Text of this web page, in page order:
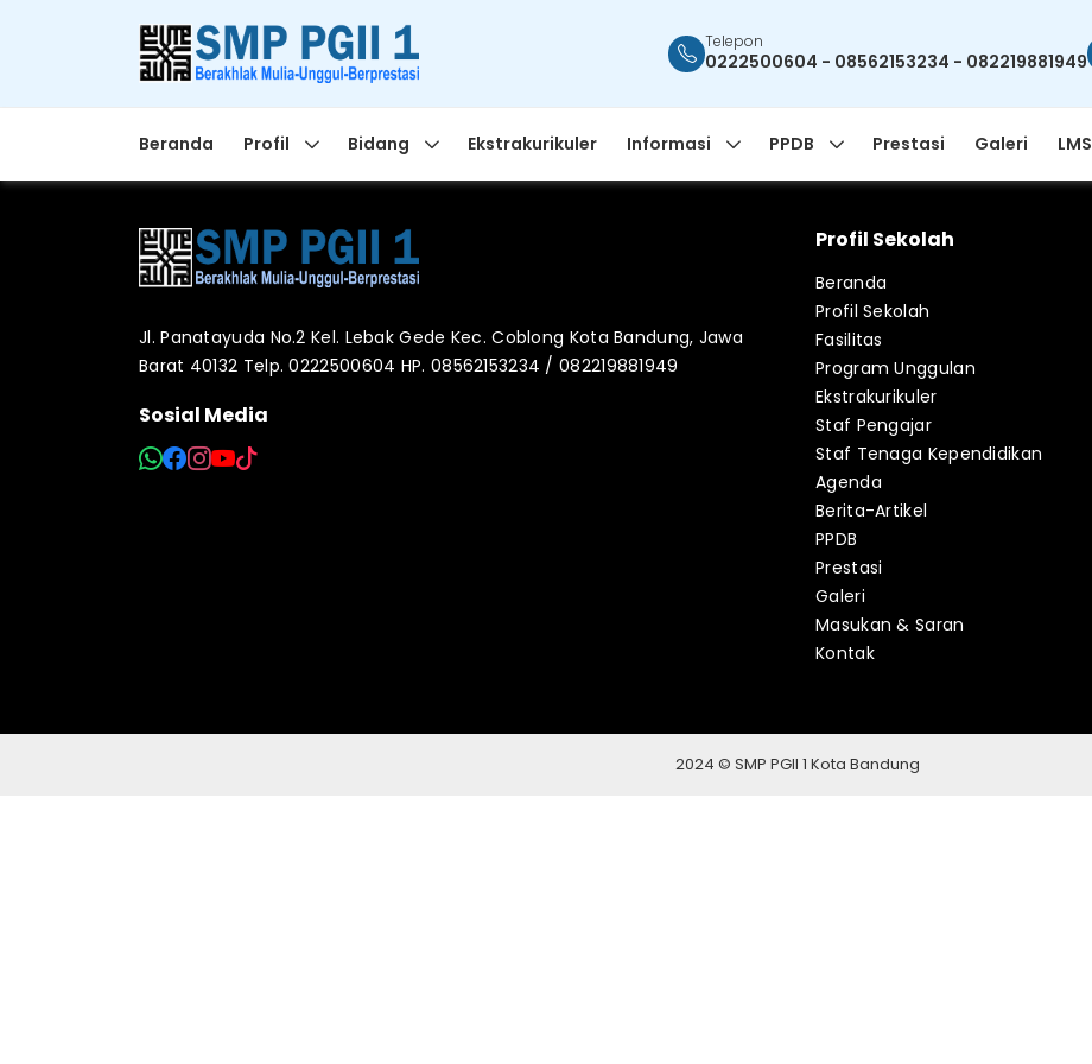
Telepon
0222500604 - 08562153234 - 082219881949
Beranda Profil Bidang Ekstrakurikuler Informasi PPDB Prestasi Galeri LMS
Jl. Panatayuda No.2 Kel. Lebak Gede Kec. Coblong Kota Bandung, Jawa
Barat 40132 Telp. 0222500604 HP. 08562153234 / 082219881949
Sosial Media
Profil Sekolah
Beranda
Profil Sekolah
Fasilitas
Program Unggulan
Ekstrakurikuler
Staf Pengajar
Staf Tenaga Kependidikan
Agenda
Berita-Artikel
PPDB
Prestasi
Galeri
Masukan & Saran
Kontak
2024 © SMP PGII 1 Kota Bandung